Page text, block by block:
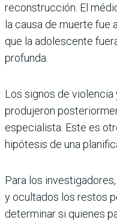
reconstrucción. El
la causa de muerte fue
que la adolescente
profunda.
Los signos de
produjeron
especialista. Este es
hipótesis de una
Para los
y ocultados los restos
determinar si quienes